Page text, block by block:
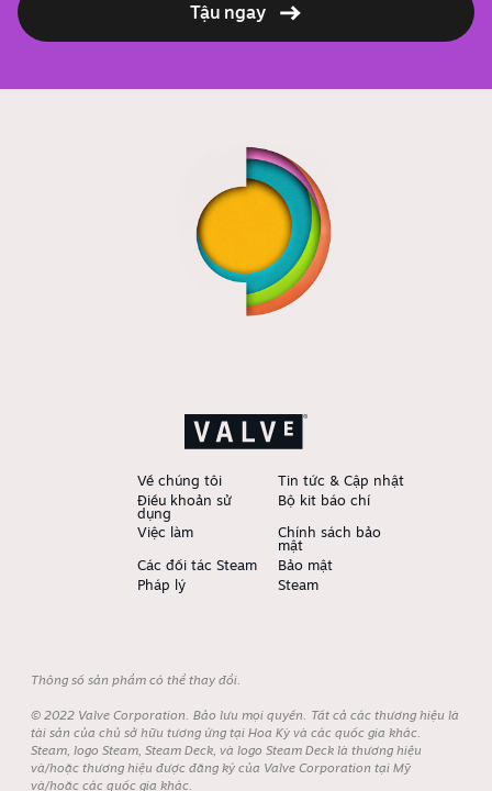
Tậu ngay
Về chúng tôi
Tin tức & Cập nhật
Điều khoản sử
dụng
Bộ kit báo chí
Việc làm
Chính sách bảo
mật
Các đối tác Steam
Bảo mật
Pháp lý
Steam
Thông số sản phẩm có thể thay đổi.
© 2022 Valve Corporation. Bảo lưu mọi quyền. Tất cả các thương hiệu là
tài sản của chủ sở hữu tương ứng tại Hoa Kỳ và các quốc gia khác.
Steam, logo Steam, Steam Deck, và logo Steam Deck là thương hiệu
và/hoặc thương hiệu được đăng ký của Valve Corporation tại Mỹ
và/hoặc các quốc gia khác.